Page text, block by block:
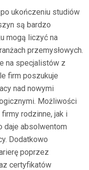
ukończeniu studiów
są bardzo
mogą liczyć na
przemysłowych.
na specjalistów z
firm poszukuje
nad nowymi
Możliwości
rodzinne, jak i
daje absolwentom
Dodatkowo
poprzez
certyfikatów